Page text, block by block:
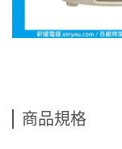
商品規格